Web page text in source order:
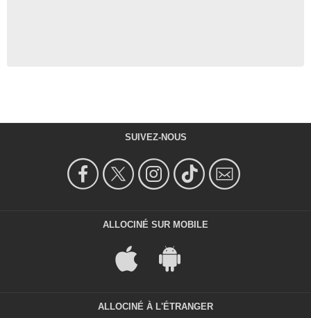
SUIVEZ-NOUS
ALLOCINÉ SUR MOBILE
ALLOCINÉ À L'ÉTRANGER